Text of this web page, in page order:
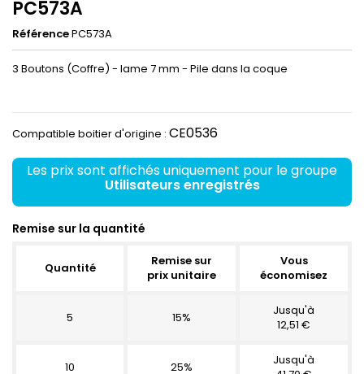
PC573A
RéférencePC573A
3 Boutons (Coffre) - lame 7 mm - Pile dans la coque
Compatible boitier d'origine : CE0536
Les prix sont affichés uniquement pour le groupe
Utilisateurs enregistrés
Remise sur la quantité
Quantité
Remise sur
prix unitaire
Vous
économisez
5 15%
Jusqu'à
12,51 €
10 25%
Jusqu'à